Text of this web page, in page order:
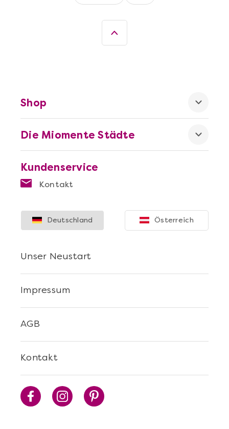
Mehr anzeigen
Stuttgart erschmecken
Kundenservice
Kontakt
Die Miomente Städte
Shop
Kontakt
AGB
Impressum
Unser Neustart
Deutschland Österreich